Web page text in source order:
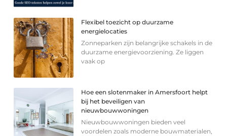
Flexibel toezicht op duurzame
energielocaties
Zonneparken zijn belangrijke schakels in de
duurzame energievoorziening. Ze liggen
vaak op
Hoe een slotenmaker in Amersfoort helpt
bij het beveiligen van
nieuwbouwwoningen
Nieuwbouwwoningen bieden veel
voordelen zoals moderne bouwmaterialen,